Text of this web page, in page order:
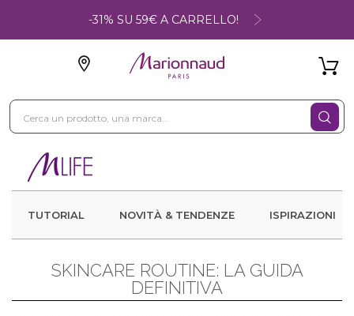
-31% SU 59€ A CARRELLO!
TUTORIAL NOVITÀ & TENDENZE ISPIRAZIONI
SKINCARE ROUTINE: LA GUIDA
DEFINITIVA